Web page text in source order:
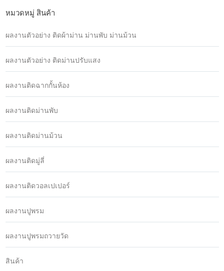
หมวดหมู่ สินค้า
ผลงานตัวอย่าง ติดผ้าม่าน ม่านพับ ม่านม้วน
ผลงานตัวอย่าง ติดม่านปรับแสง
ผลงานติดฉากกั้นห้อง
ผลงานติดม่านพับ
ผลงานติดม่านม้วน
ผลงานติดมู่ลี่
ผลงานติดวอลเปเปอร์
ผลงานปูพรม
ผลงานปูพรมถวายวัด
สินค้า